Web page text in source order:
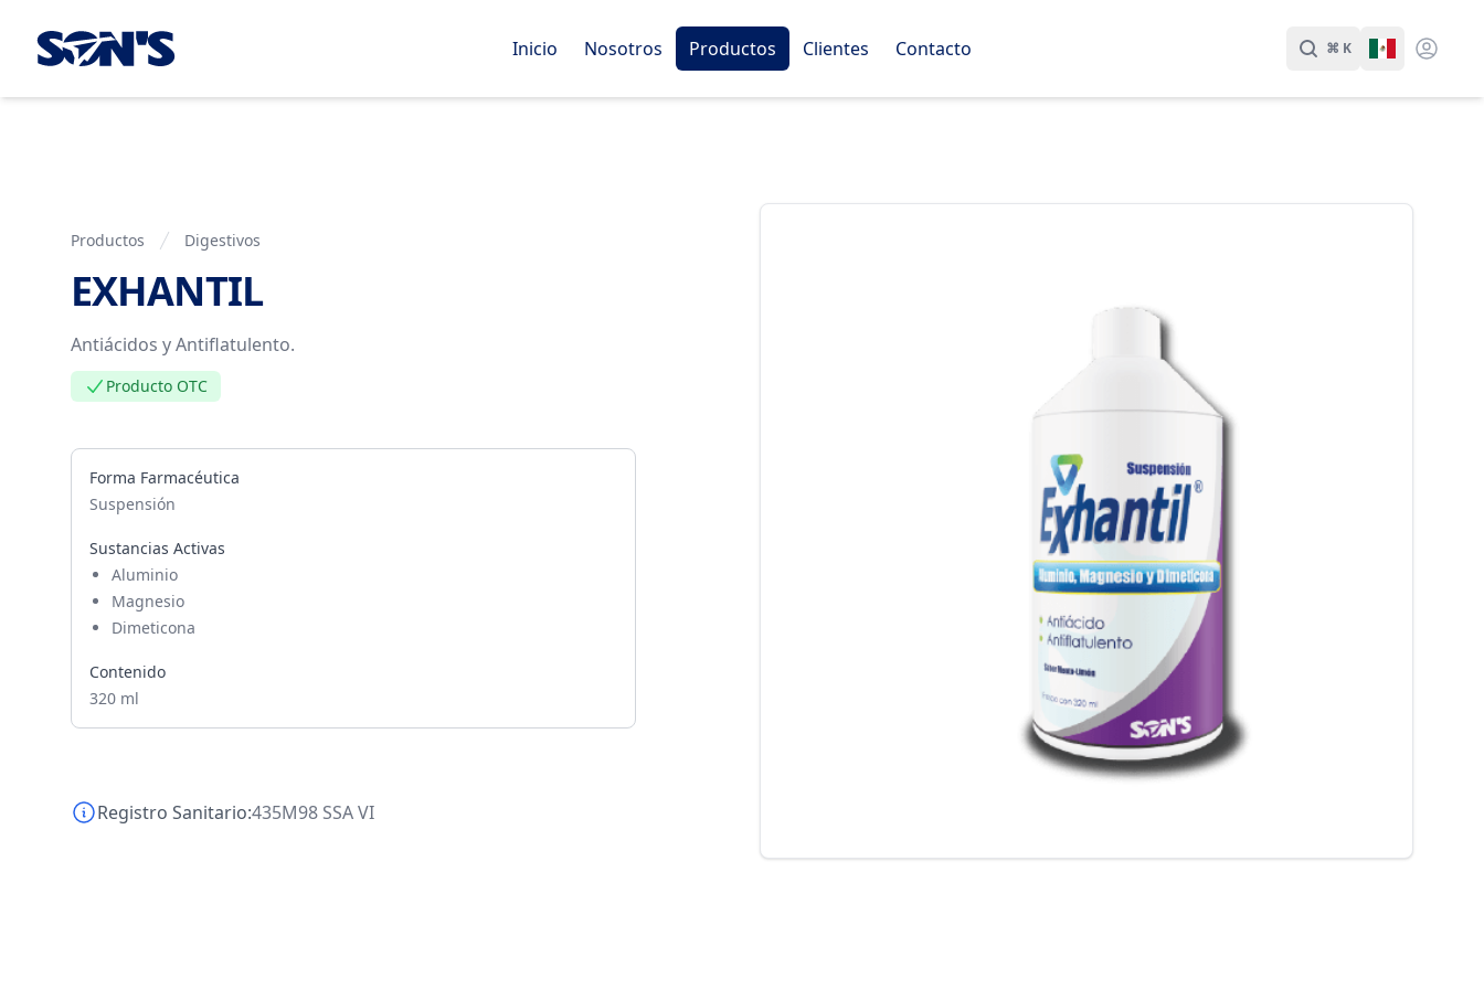
Laboratorios Química Son's Inicio Nosotros Productos Clientes Contacto Buscar
⌘ K Cambiar
Productos Digestivos
EXHANTIL
Información del Producto
Antiácidos y Antiflatulento.
Producto OTC
Forma Farmacéutica
Suspensión
Sustancias Activas
Aluminio
Magnesio
Dimeticona
Contenido
320 ml
Registro Sanitario:435M98 SSA VI